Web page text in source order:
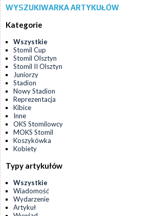
WYSZUKIWARKA ARTYKUŁÓW
Kategorie
Wszystkie
Stomil Cup
Stomil Olsztyn
Stomil II Olsztyn
Juniorzy
Stadion
Nowy Stadion
Reprezentacja
Kibice
Inne
OKS Stomilowcy
MOKS Stomil
Koszykówka
Kobiety
Typy artykułów
Wszystkie
Wiadomość
Wydarzenie
Artykuł